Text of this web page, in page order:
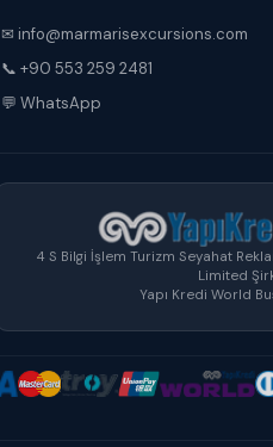
✉ info@marmarisexcursions.com
📞 +90 553 259 2481
💬 WhatsApp
4 S Bilgi İşlem Turizm Seyahat
Limited
Yapı Kredi World